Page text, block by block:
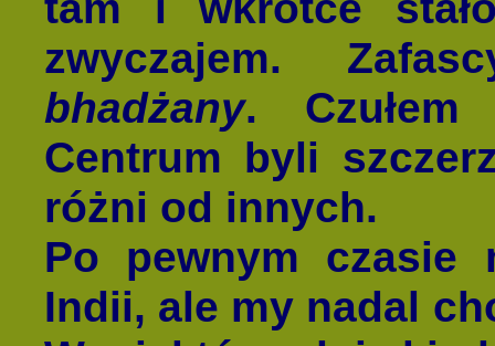
zwyczajem.
bhadżany.
Centrum byli
różni od innych.
Po pewnym czasie
Indii, ale my nadal